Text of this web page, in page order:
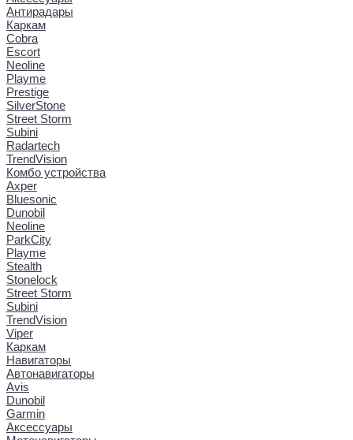
Антирадары
Каркам
Cobra
Escort
Neoline
Playme
Prestige
SilverStone
Street Storm
Subini
Radartech
TrendVision
Комбо устройства
Axper
Bluesonic
Dunobil
Neoline
ParkCity
Playme
Stealth
Stonelock
Street Storm
Subini
TrendVision
Viper
Каркам
Навигаторы
Автонавигаторы
Avis
Dunobil
Garmin
Аксессуары